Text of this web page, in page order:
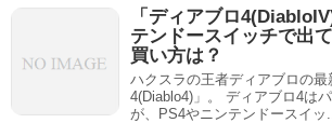
「ディアブロ
テンドースイッチで出
買い方は？
ハクスラの王者ディアブロの最
4(Diablo4)」。 ディアブロ4は
が、PS4やニンテンドースイッ...